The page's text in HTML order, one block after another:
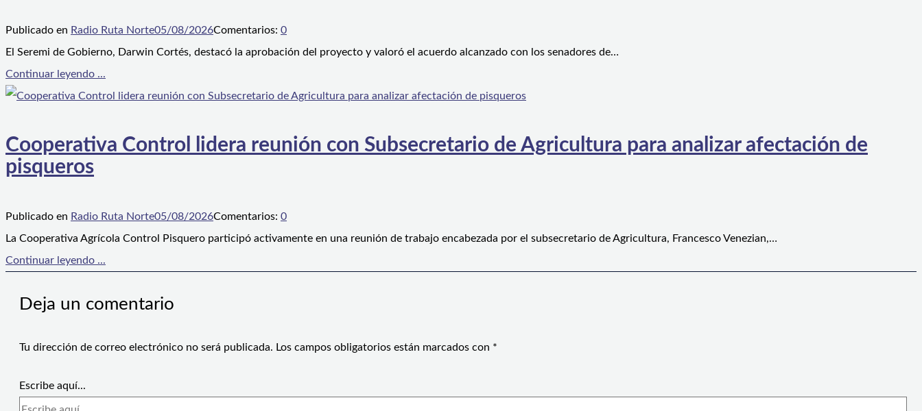
Publicado en Radio Ruta Norte05/08/2026Comentarios: 0
El Seremi de Gobierno, Darwin Cortés, destacó la aprobación del proyecto y valoró el acuerdo alcanzado con los senadores de…
Continuar leyendo ...
Cooperativa Control lidera reunión con Subsecretario de Agricultura para analizar afectación de
pisqueros
Publicado en Radio Ruta Norte05/08/2026Comentarios: 0
La Cooperativa Agrícola Control Pisquero participó activamente en una reunión de trabajo encabezada por el subsecretario de Agricultura, Francesco Venezian,…
Continuar leyendo ...
Deja un comentario
Tu dirección de correo electrónico no será publicada. Los campos obligatorios están marcados con *
Escribe aquí...